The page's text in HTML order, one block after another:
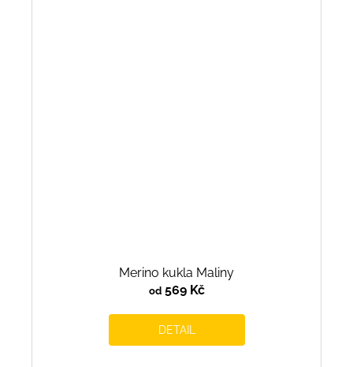
Merino kukla Maliny
od569 Kč
DETAIL